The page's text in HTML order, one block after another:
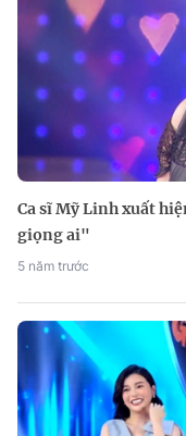
Ca sĩ Mỹ Linh xuất
giọng ai"
5 năm trước